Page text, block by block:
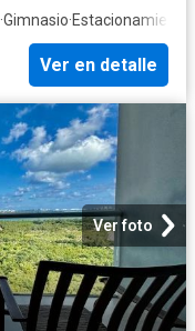
·Gimnasio·Estacionamiento
Ver en detalle
Ver foto